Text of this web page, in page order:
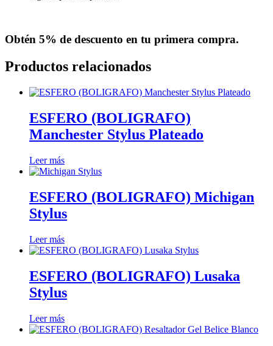
Obtén 5% de descuento en tu primera compra.
Productos relacionados
ESFERO (BOLIGRAFO)
Manchester Stylus Plateado
Leer más
ESFERO (BOLIGRAFO) Michigan
Stylus
Leer más
ESFERO (BOLIGRAFO) Lusaka
Stylus
Leer más